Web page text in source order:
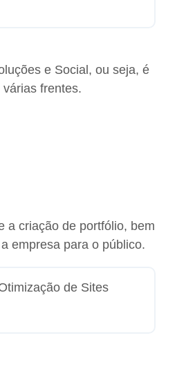
e Social, ou seja, é
frentes.
a criação de portfólio, bem
empresa para o público.